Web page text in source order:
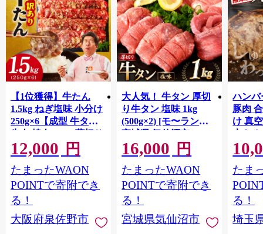
【1位獲得】牛たん
1.5kg ねぎ塩味 小分け
250g×6【成型 牛タン
牛肉 焼肉 BBQ 薄切り
ぎゅうたん スライス
訳あり サイズ不揃
い】 G4721
12,000 円
たまったWAON
POINTで寄附でき
る！
大阪府泉佐野市
大人気！ 牛タン 厚切
り牛タン 塩味 1kg
(500g×2) [モ〜ランド
宮城県 気仙沼市
20564660] 肉 牛肉 精肉
牛たん 牛タン塩 牛た
ん塩 冷凍 焼肉 BBQ ア
ウトドア バーベキュ
ー 厚切り タン
16,000 円
たまったWAON
POINTで寄附でき
る！
宮城県気仙沼市
ハンバ
豚肉
け 真
大き
保存
淡路島
ポーク
き肉
ず 惣
まみ
んのお
たま
る！
埼玉